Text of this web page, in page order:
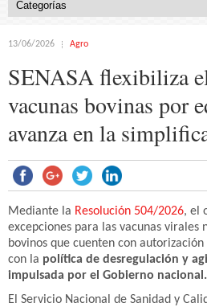
13/06/2026 Agro
SENASA flexibiliza
vacunas bovinas por
avanza en la
Mediante la Resolución 504/2026, el
excepciones para las vacunas virales
bovinos que cuenten con
con la política de desregulación y
impulsada por el Gobierno nacional.
El Servicio Nacional de Sanidad y